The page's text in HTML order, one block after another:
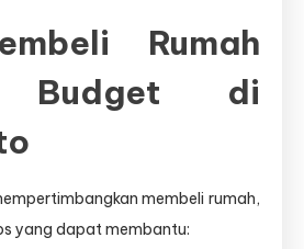
Rumah
Budget di
membeli rumah,
yang dapat membantu: